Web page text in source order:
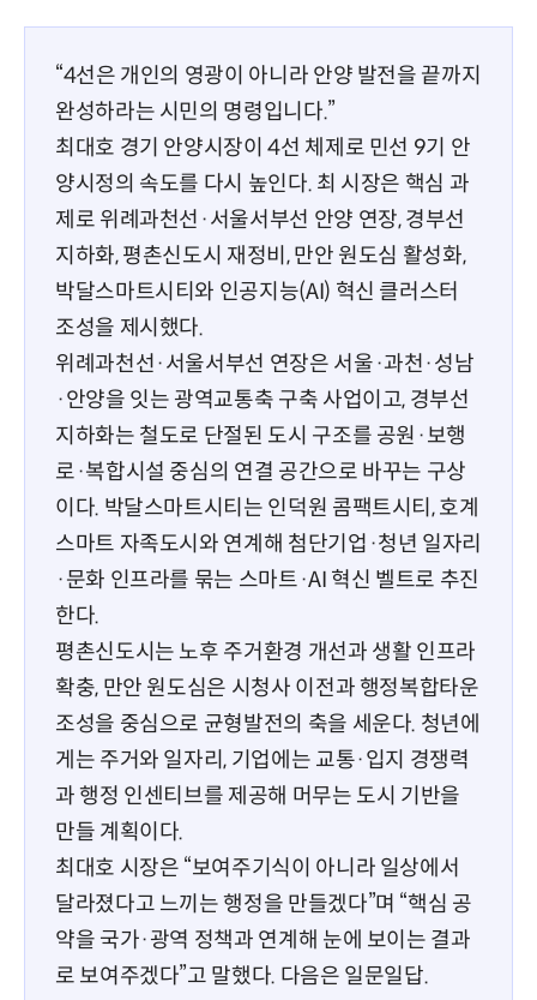
“4선은 개인의 영광이 아니라 안양 발전을 끝까지
완성하라는 시민의 명령입니다.”
최대호 경기 안양시장이 4선 체제로 민선 9기 안
양시정의 속도를 다시 높인다. 최 시장은 핵심 과
제로 위례과천선·서울서부선 안양 연장, 경부선
지하화, 평촌신도시 재정비, 만안 원도심 활성화,
박달스마트시티와 인공지능(AI) 혁신 클러스터
조성을 제시했다.
위례과천선·서울서부선 연장은 서울·과천·성남
·안양을 잇는 광역교통축 구축 사업이고, 경부선
지하화는 철도로 단절된 도시 구조를 공원·보행
로·복합시설 중심의 연결 공간으로 바꾸는 구상
이다. 박달스마트시티는 인덕원 콤팩트시티, 호계
스마트 자족도시와 연계해 첨단기업·청년 일자리
·문화 인프라를 묶는 스마트·AI 혁신 벨트로 추진
한다.
평촌신도시는 노후 주거환경 개선과 생활 인프라
확충, 만안 원도심은 시청사 이전과 행정복합타운
조성을 중심으로 균형발전의 축을 세운다. 청년에
게는 주거와 일자리, 기업에는 교통·입지 경쟁력
과 행정 인센티브를 제공해 머무는 도시 기반을
만들 계획이다.
최대호 시장은 “보여주기식이 아니라 일상에서
달라졌다고 느끼는 행정을 만들겠다”며 “핵심 공
약을 국가·광역 정책과 연계해 눈에 보이는 결과
로 보여주겠다”고 말했다. 다음은 일문일답.